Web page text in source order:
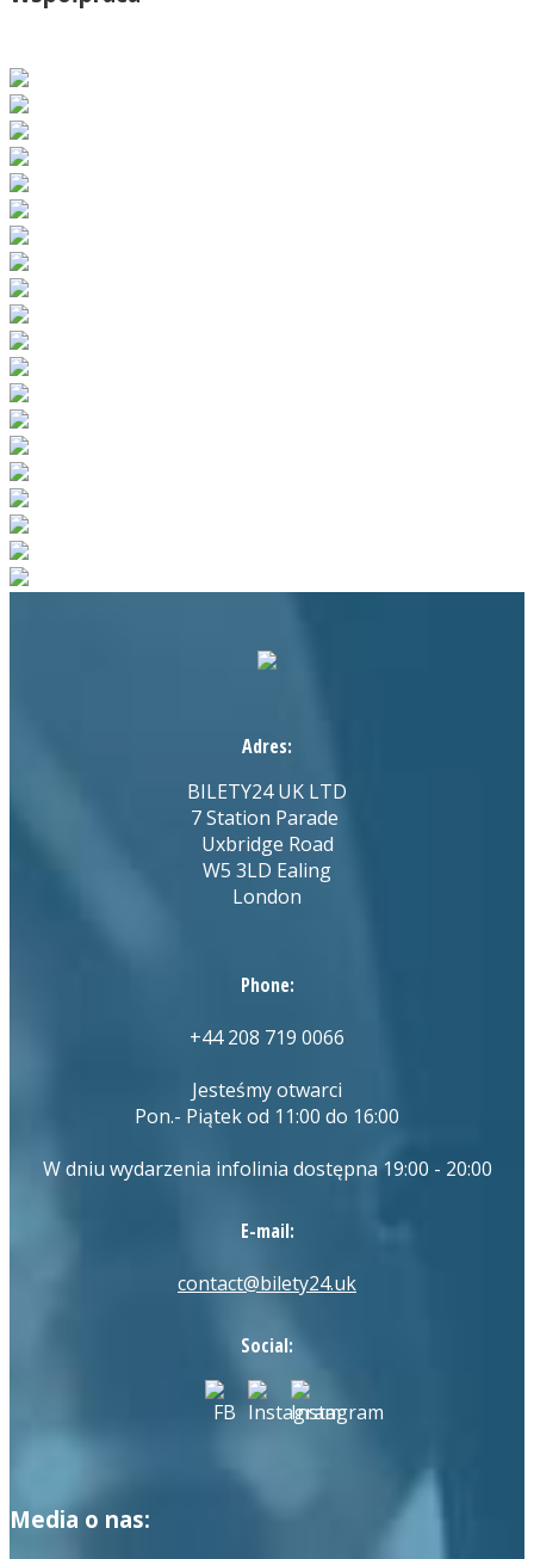
Adres:
BILETY24 UK LTD
7 Station Parade
Uxbridge Road
W5 3LD Ealing
London
Phone:
+44 208 719 0066
Jesteśmy otwarci
Pon.- Piątek od 11:00 do 16:00
W dniu wydarzenia infolinia dostępna 19:00 - 20:00
E-mail:
contact@bilety24.uk
Social:
Media o nas: